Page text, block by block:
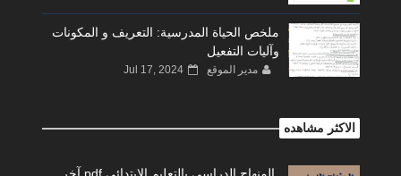
ملخص الحياة المدرسية: التعريف و المكونات
وآليات التفعيل
مدير الموقع Jul 17, 2024
الاكثر مشاهده